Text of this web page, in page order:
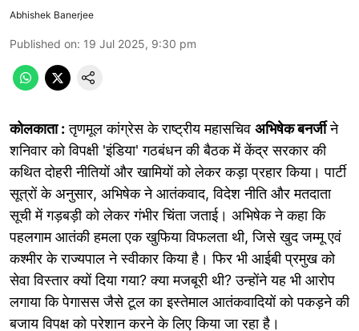
Abhishek Banerjee
Published on: 19 Jul 2025, 9:30 pm
कोलकाता : तृणमूल कांग्रेस के राष्ट्रीय महासचिव अभिषेक बनर्जीने
शनिवार को विपक्षी 'इंडिया' गठबंधन की बैठक में केंद्र सरकार की
कथित दोहरी नीतियों और खामियों को लेकर कड़ा प्रहार किया। पार्टी
सूत्रों के अनुसार, अभिषेक ने आतंकवाद, विदेश नीति और मतदाता
सूची में गड़बड़ी को लेकर गंभीर चिंता जताई। अभिषेक ने कहा कि
पहलगाम आतंकी हमला एक खुफिया विफलता थी, जिसे खुद जम्मू एवं
कश्मीर के राज्यपाल ने स्वीकार किया है। फिर भी आईबी प्रमुख को
सेवा विस्तार क्यों दिया गया? क्या मजबूरी थी? उन्होंने यह भी आरोप
लगाया कि पेगासस जैसे टूल का इस्तेमाल आतंकवादियों को पकड़ने की
बजाय विपक्ष को परेशान करने के लिए किया जा रहा है।